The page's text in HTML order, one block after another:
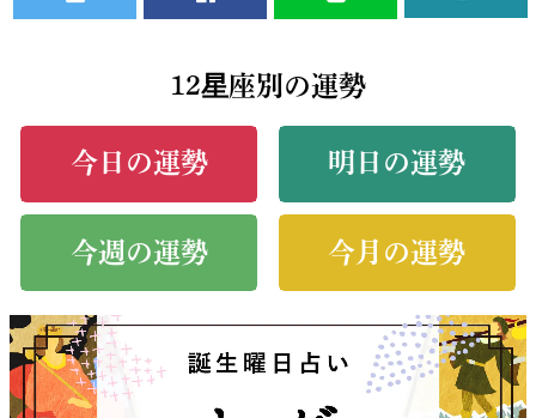
12星座別の運勢
今日の運勢 明日の運勢
今週の運勢 今月の運勢